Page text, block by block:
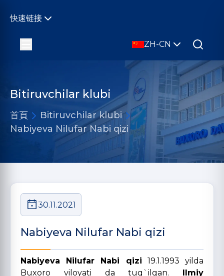
快速链接
ZH-CN
Bitiruvchilar klubi
首頁
Bitiruvchilar klubi
Nabiyeva Nilufar Nabi qizi
30.11.2021
Nabiyeva Nilufar Nabi qizi
Nabiyeva Nilufar Nabi qizi 19.1.1993 yilda
Buxoro viloyati da tug`ilgan. Ilmiy